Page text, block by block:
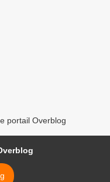
portail Overblog